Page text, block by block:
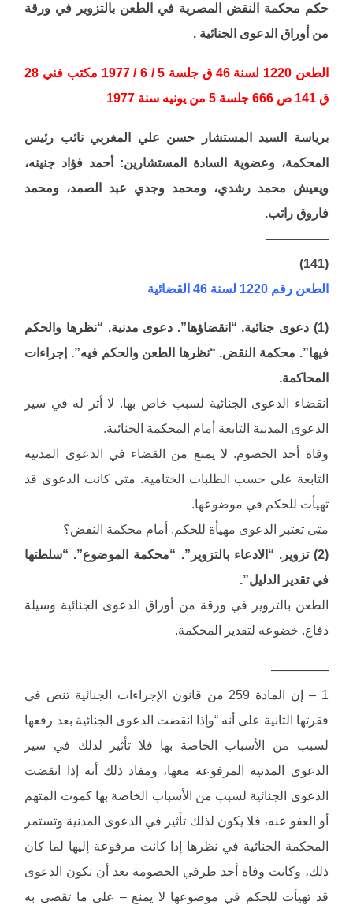
حكم محكمة النقض المصرية في الطعن بالتزوير في ورقة
من أوراق الدعوى الجنائية .
الطعن 1220 لسنة 46 ق جلسة 5 / 6 / 1977 مكتب فني 28
ق 141 ص 666 جلسة 5 من يونيه سنة 1977
برياسة السيد المستشار حسن علي المغربي نائب رئيس
المحكمة، وعضوية السادة المستشارين: أحمد فؤاد جنينه،
ويعيش محمد رشدي، ومحمد وجدي عبد الصمد، ومحمد
فاروق راتب.
—————
(141)
الطعن رقم 1220 لسنة 46 القضائية
(1) دعوى جنائية. “انقضاؤها”. دعوى مدنية. “نظرها والحكم
فيها”. محكمة النقض. “نظرها الطعن والحكم فيه”. إجراءات
المحاكمة.
انقضاء الدعوى الجنائية لسبب خاص بها. لا أثر له في سير
الدعوى المدنية التابعة أمام المحكمة الجنائية.
وفاة أحد الخصوم. لا يمنع من القضاء في الدعوى المدنية
التابعة على حسب الطلبات الختامية. متى كانت الدعوى قد
تهيأت للحكم في موضوعها.
متى تعتبر الدعوى مهيأة للحكم. أمام محكمة النقض؟
(2) تزوير. “الادعاء بالتزوير”. “محكمة الموضوع”. “سلطتها
في تقدير الدليل”.
الطعن بالتزوير في ورقة من أوراق الدعوى الجنائية وسيلة
دفاع. خضوعه لتقدير المحكمة.
————–
1 – إن المادة 259 من قانون الإجراءات الجنائية تنص في
فقرتها الثانية على أنه “وإذا انقضت الدعوى الجنائية بعد رفعها
لسبب من الأسباب الخاصة بها فلا تأثير لذلك في سير
الدعوى المدنية المرفوعة معها، ومفاد ذلك أنه إذا انقضت
الدعوى الجنائية لسبب من الأسباب الخاصة بها كموت المتهم
أو العفو عنه، فلا يكون لذلك تأثير في الدعوى المدنية وتستمر
المحكمة الجنائية في نظرها إذا كانت مرفوعة إليها لما كان
ذلك، وكانت وفاة أحد طرفي الخصومة بعد أن تكون الدعوى
قد تهيأت للحكم في موضوعها لا يمنع – على ما تقضى به